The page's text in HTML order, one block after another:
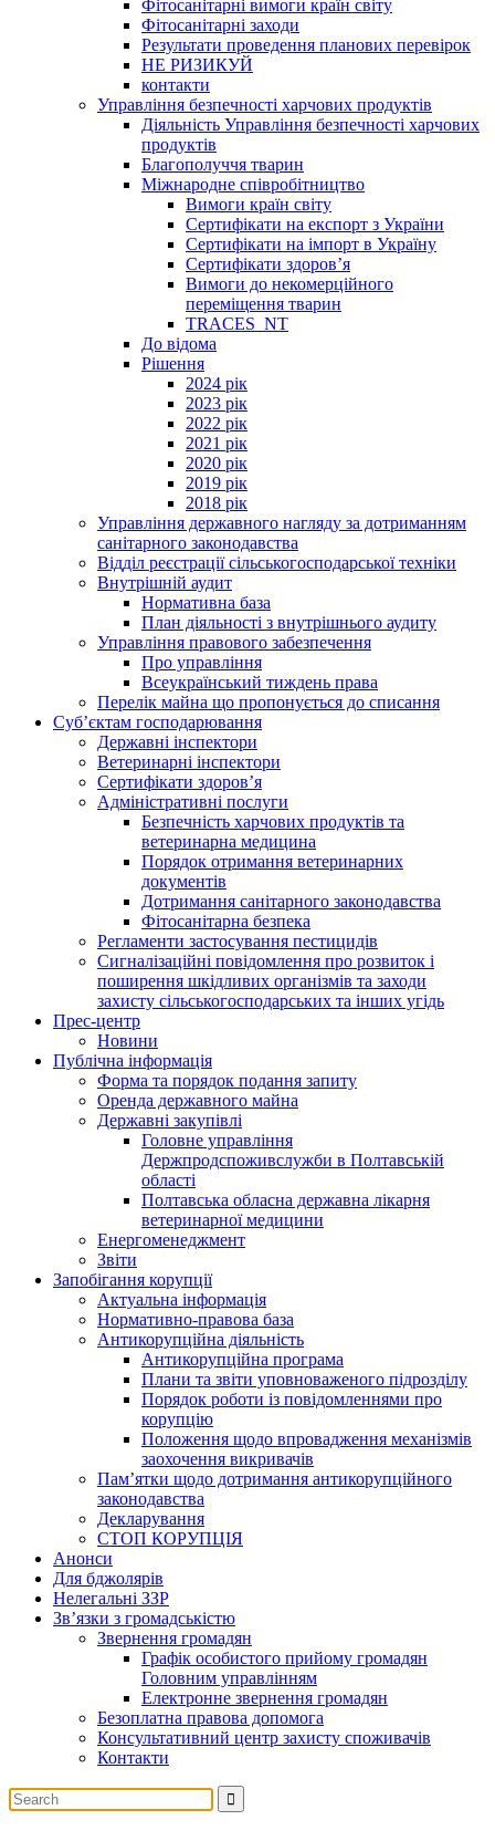
Фітосанітарні вимоги країн світу
Фітосанітарні заходи
Результати проведення планових перевірок
НЕ РИЗИКУЙ
контакти
Управління безпечності харчових продуктів
Діяльність Управління безпечності харчових
продуктів
Благополуччя тварин
Міжнародне співробітництво
Вимоги країн світу
Сертифікати на експорт з України
Сертифікати на імпорт в Україну
Сертифікати здоров’я
Вимоги до некомерційного
переміщення тварин
TRACES_NT
До відома
Рішення
2024 рік
2023 рік
2022 рік
2021 рік
2020 рік
2019 рік
2018 рік
Управління державного нагляду за дотриманням
санітарного законодавства
Відділ реєстрації сільськогосподарської техніки
Внутрішній аудит
Нормативна база
План діяльності з внутрішнього аудиту
Управління правового забезпечення
Про управління
Всеукраїнський тиждень права
Перелік майна що пропонується до списання
Суб’єктам господарювання
Державні інспектори
Ветеринарні інспектори
Сертифікати здоров’я
Адміністративні послуги
Безпечність харчових продуктів та
ветеринарна медицина
Порядок отримання ветеринарних
документів
Дотримання санітарного законодавства
Фітосанітарна безпека
Регламенти застосування пестицидів
Сигналізаційні повідомлення про розвиток і
поширення шкідливих організмів та заходи
захисту сільськогосподарських та інших угідь
Прес-центр
Новини
Публічна інформація
Форма та порядок подання запиту
Оренда державного майна
Державні закупівлі
Головне управління
Держпродспоживслужби в Полтавській
області
Полтавська обласна державна лікарня
ветеринарної медицини
Енергоменеджмент
Звіти
Запобігання корупції
Актуальна інформація
Нормативно-правова база
Антикорупційна діяльність
Антикорупційна програма
Плани та звіти уповноваженого підрозділу
Порядок роботи із повідомленнями про
корупцію
Положення щодо впровадження механізмів
заохочення викривачів
Пам’ятки щодо дотримання антикорупційного
законодавства
Декларування
СТОП КОРУПЦІЯ
Анонси
Для бджолярів
Нелегальні ЗЗР
Зв’язки з громадськістю
Звернення громадян
Графік особистого прийому громадян
Головним управлінням
Електронне звернення громадян
Безоплатна правова допомога
Консультативний центр захисту споживачів
Контакти